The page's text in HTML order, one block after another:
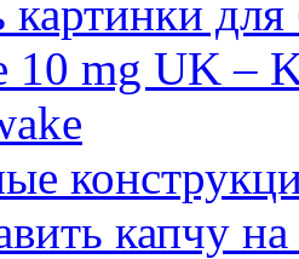
картинки
10 mg UK –
капчу